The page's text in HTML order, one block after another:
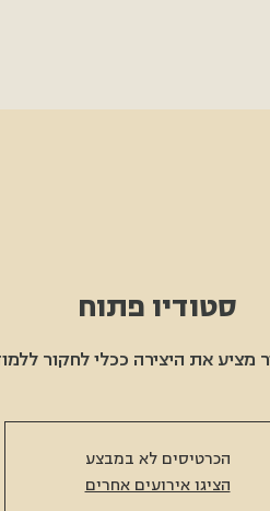
סטודיו פתוח
את היצירה ככלי לחקור
הכרטיסים לא במבצע
הציגו אירועים אחרים